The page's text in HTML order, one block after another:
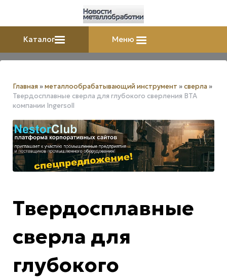
Каталог Меню
Главная »металлообрабатывающий инструмент »сверла »
Твердосплавные сверла для глубокого сверления BTA
компании Ingersoll
Твердосплавные
сверла для
глубокого